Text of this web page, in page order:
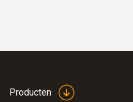
Producten